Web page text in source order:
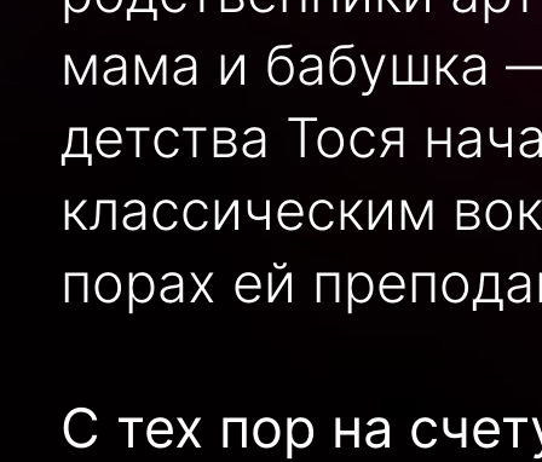
мама и бабушка
детства Тося
классическим
порах ей
С тех пор на